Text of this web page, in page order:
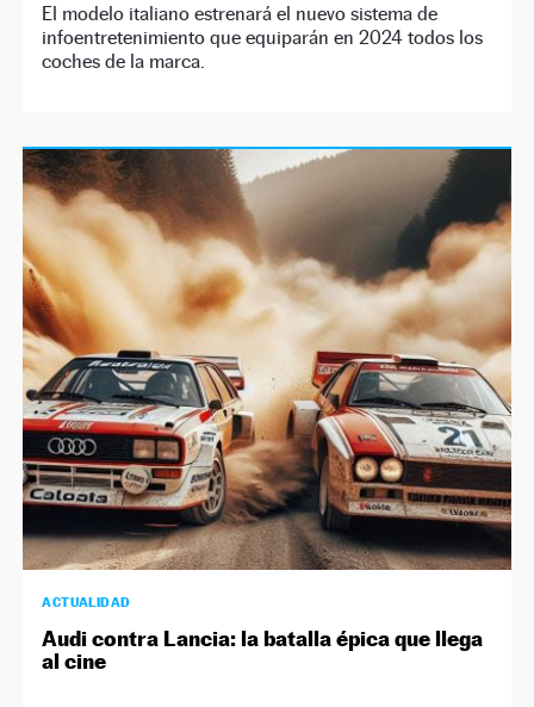
El modelo italiano estrenará el nuevo sistema de
infoentretenimiento que equiparán en 2024 todos los
coches de la marca.
ACTUALIDAD
Audi contra Lancia: la batalla épica que llega
al cine